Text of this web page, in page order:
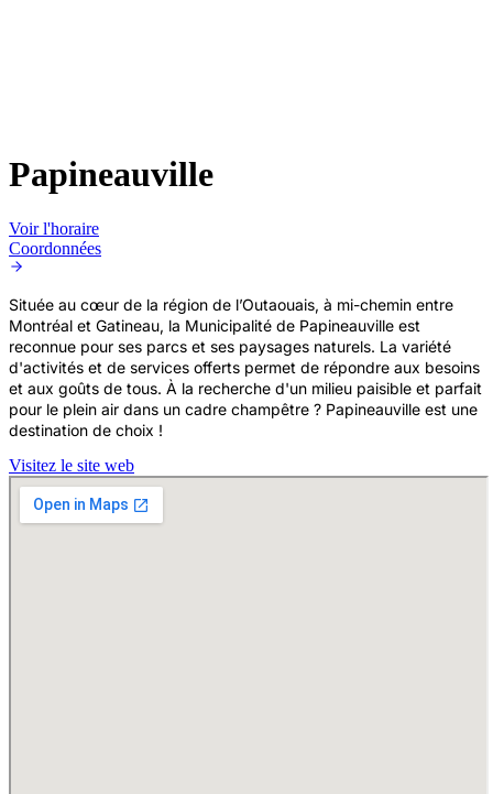
Papineauville
Voir l'horaire
Coordonnées
Située au cœur de la région de l’Outaouais, à mi-chemin entre
Montréal et Gatineau, la Municipalité de Papineauville est
reconnue pour ses parcs et ses paysages naturels. La variété
d'activités et de services offerts permet de répondre aux besoins
et aux goûts de tous. À la recherche d'un milieu paisible et parfait
pour le plein air dans un cadre champêtre ? Papineauville est une
destination de choix !
Visitez le site web